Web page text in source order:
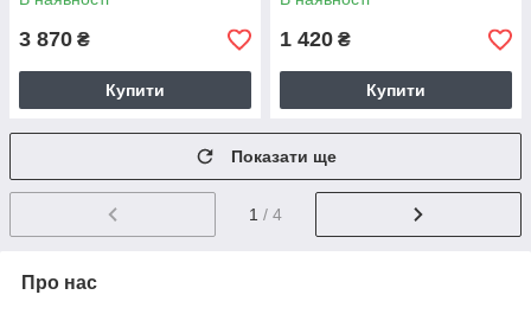
3 870 ₴
Купити
1 420 ₴
Купити
Показати ще
1 / 4
Про нас